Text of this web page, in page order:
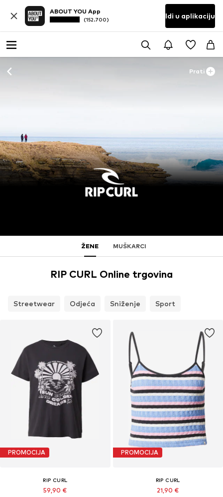
ABOUT YOU App
(152.700) Idi u aplikaciju
Prati
ŽENE MUŠKARCI
RIP CURL Online trgovina
Streetwear Odjeća Sniženje Sport
PROMOCIJA
RIP CURL
59,90 €
PROMOCIJA
RIP CURL
21,90 €